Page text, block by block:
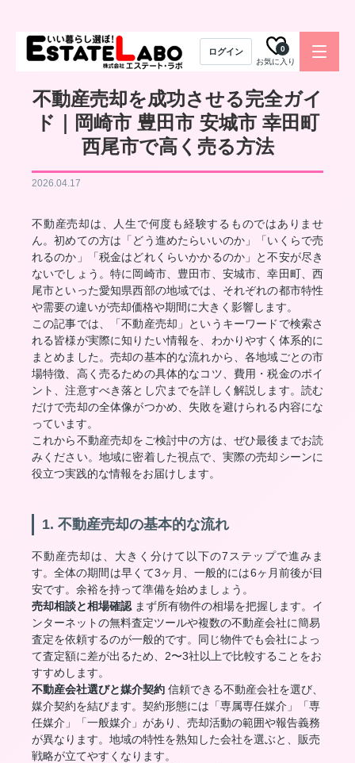
ログイン
お気に入り
0
不動産売却を成功させる完全ガイ
ド｜岡崎市 豊田市 安城市 幸田町
西尾市で高く売る方法
2026.04.17
不動産売却は、人生で何度も経験するものではありませ
ん。初めての方は「どう進めたらいいのか」「いくらで売
れるのか」「税金はどれくらいかかるのか」と不安が尽き
ないでしょう。特に岡崎市、豊田市、安城市、幸田町、西
尾市といった愛知県西部の地域では、それぞれの都市特性
や需要の違いが売却価格や期間に大きく影響します。
この記事では、「不動産売却」というキーワードで検索さ
れる皆様が実際に知りたい情報を、わかりやすく体系的に
まとめました。売却の基本的な流れから、各地域ごとの市
場特徴、高く売るための具体的なコツ、費用・税金のポイ
ント、注意すべき落とし穴までを詳しく解説します。読む
だけで売却の全体像がつかめ、失敗を避けられる内容にな
っています。
これから不動産売却をご検討中の方は、ぜひ最後までお読
みください。地域に密着した視点で、実際の売却シーンに
役立つ実践的な情報をお届けします。
1. 不動産売却の基本的な流れ
不動産売却は、大きく分けて以下の7ステップで進みま
す。全体の期間は早くて3ヶ月、一般的には6ヶ月前後が目
安です。余裕を持って準備を始めましょう。
売却相談と相場確認 まず所有物件の相場を把握します。イ
ンターネットの無料査定ツールや複数の不動産会社に簡易
査定を依頼するのが一般的です。同じ物件でも会社によっ
て査定額に差が出るため、2〜3社以上で比較することをお
すすめします。
不動産会社選びと媒介契約 信頼できる不動産会社を選び、
媒介契約を結びます。契約形態には「専属専任媒介」「専
任媒介」「一般媒介」があり、売却活動の範囲や報告義務
が異なります。地域の特性を熟知した会社を選ぶと、販売
戦略が立てやすくなります。